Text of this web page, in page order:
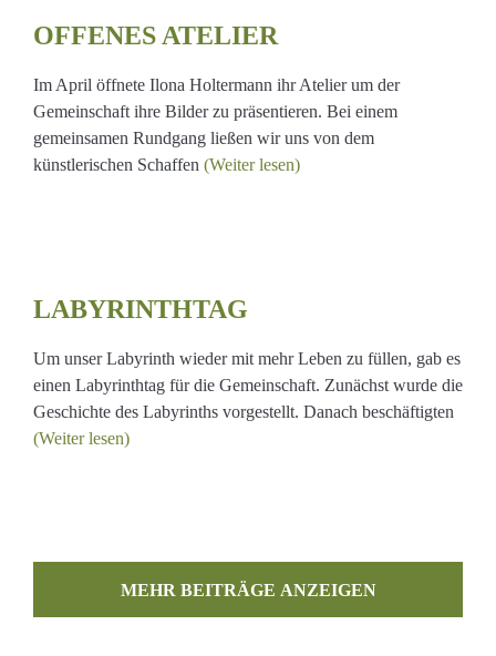
OFFENES ATELIER
Im April öffnete Ilona Holtermann ihr Atelier um der
Gemeinschaft ihre Bilder zu präsentieren. Bei einem
gemeinsamen Rundgang ließen wir uns von dem
künstlerischen Schaffen (Weiter lesen)
LABYRINTHTAG
Um unser Labyrinth wieder mit mehr Leben zu füllen, gab es
einen Labyrinthtag für die Gemeinschaft. Zunächst wurde die
Geschichte des Labyrinths vorgestellt. Danach beschäftigten
(Weiter lesen)